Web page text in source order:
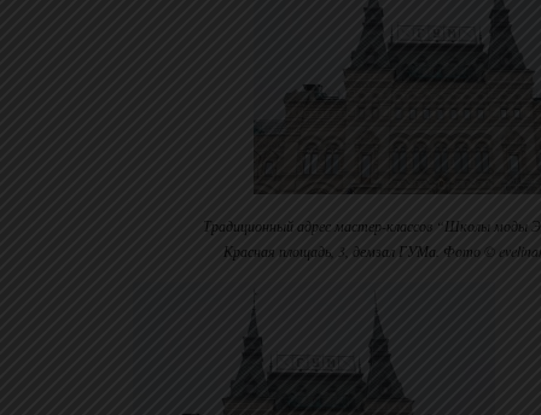
Традиционный адрес мастер-классов “Школы моды
Красная площадь, 3, демзал ГУМа. Фото ©